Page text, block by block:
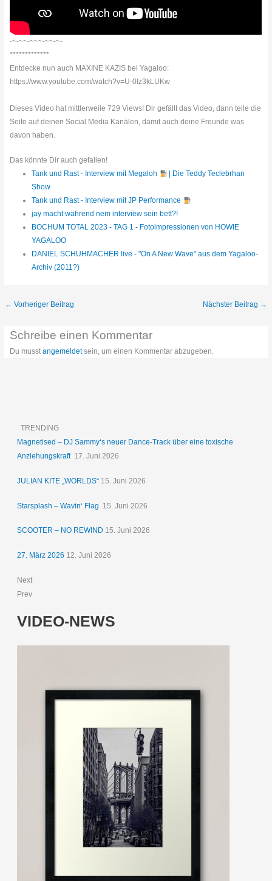
-~-~~-~~~-~~-~-
*************
Entdecke nun auch MAXINE KAZIS bei Yagaloo:
https://www.youtube.com/watch?v=U-0Iz3kLUKw
Dieses Video hat mittlerweile 729 Views! Dir gefällt das Video, dann teile die
Seite auf deinen Social Media Kanälen, damit auch deine Freunde was
davon haben.
Das könnte Dir auch gefallen!
Tank und Rast - Interview mit Megaloh
| Die Teddy Teclebrhan
Show
Tank und Rast - Interview mit JP Performance
jay macht während nem interview sein bett?!
BOCHUM TOTAL 2023 - TAG 1 - Fotoimpressionen von HOWIE
YAGALOO
DANIEL SCHUHMACHER live - "On A New Wave" aus dem Yagaloo-
Archiv (2011?)
← Vorheriger Beitrag Nächster Beitrag →
Schreibe einen Kommentar
Du musstangemeldetsein, um einen Kommentar abzugeben.
TRENDING
Magnetised – DJ Sammy‘s neuer Dance-Track über eine toxische
Anziehungskraft 17. Juni 2026
JULIAN KITE „WORLDS“ 15. Juni 2026
Starsplash – Wavin‘ Flag 15. Juni 2026
SCOOTER – NO REWIND 15. Juni 2026
27. März 2026 12. Juni 2026
Next
Prev
VIDEO-NEWS